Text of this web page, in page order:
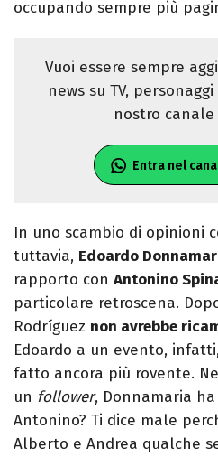
occupando sempre più
Vuoi essere sempre
news su TV,
nostro canale
Entra nel
In uno scambio di opinioni
tuttavia, Edoardo
rapporto con Antonino
particolare retroscena.
Rodríguez non avrebbe
Edoardo a un evento,
fatto ancora più rovente.
un follower, Donnamaria
Antonino? Ti dice male
Alberto e Andrea qualche